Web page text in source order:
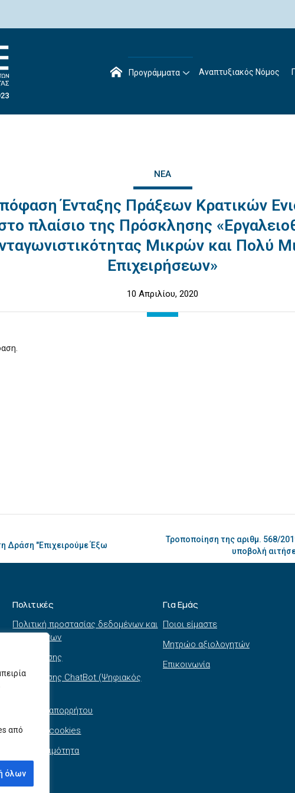
από
όλων
Προγράμματα Αναπτυξιακός Νόμος
ΝΈΑ
Ένταξης Πράξεων Κρατικών
πλαίσιο της Πρόσκλησης
Μικρών και Πολύ
Επιχειρήσεων»
10 Απριλίου, 2020
Δράση "Επιχειρούμε Έξω
Τροποποίηση της αριθμ. 568/
υποβολή
Πολιτικές
Πολιτική προστασίας δεδομένων και
συστημάτων
Όροι χρήσης
Όροι χρήσης ChatBot (Ψηφιακός
Πολιτική απορρήτου
Πολιτική cookies
Προσβασιμότητα
Για Εμάς
Ποιοι είμαστε
Μητρώο αξιολογητών
Επικοινωνία